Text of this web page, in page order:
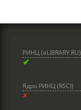
РИНЦ (eLIBRARY.RU)
✔
Ядро РИНЦ (RSCI)
✘